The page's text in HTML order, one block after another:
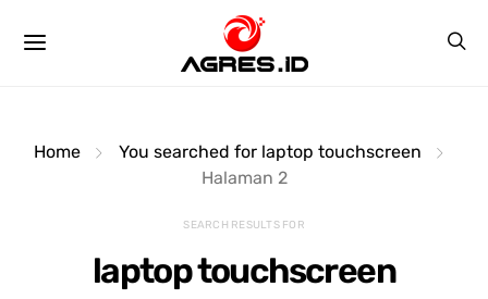
Home
You searched for laptop touchscreen
Halaman 2
SEARCH RESULTS FOR
laptop touchscreen